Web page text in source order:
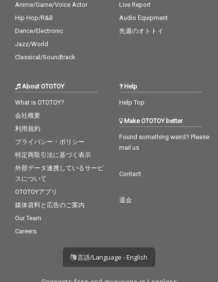
Anime/Game/Voice Actor
Hip Hop/R&B
Dance/Electronic
Jazz/World
Classical/Soundtrack
Live Report
Audio Equipment
先週のオトトイ
About OTOTOY
What is OTOTOY?
会社概要
利用規約
プライバシー・ポリシー
特定商取引法に基づく表示
外部データ連携しているサービ
スについて
OTOTOYアプリ
媒体資料と広告のご案内
Our Team
Careers
Help
Help Top
Make OTOTOY better
Found something weird? Please
mail us
Contact
退会
言語/Language - English